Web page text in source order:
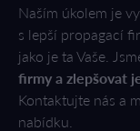
Naším úkolem je
s lepší propagací
jako je ta Vaše.
firmy a zlepšovat
Kontaktujte nás a
nabídku.